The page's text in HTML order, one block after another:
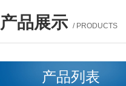
产品展示 / PRODUCTS
产品列表